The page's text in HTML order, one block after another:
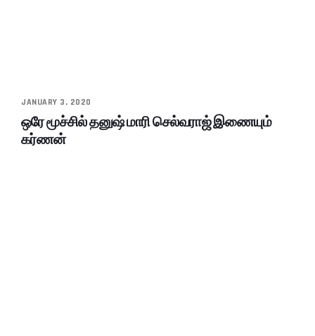
JANUARY 3, 2020
ஒரே மூச்சில் தனுஷ் மாரி செல்வராஜ் இணையும்
கர்ணன்